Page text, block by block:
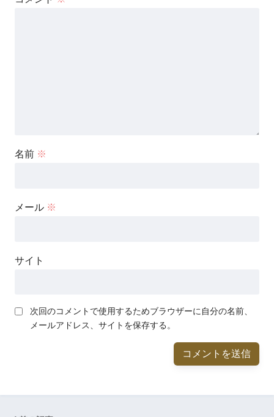
名前 ※
メール ※
サイト
次回のコメントで使用するためブラウザーに自分の名前、
メールアドレス、サイトを保存する。